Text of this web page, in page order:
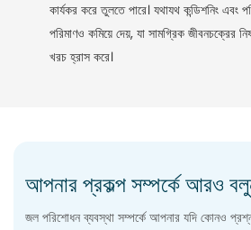
কার্যকর করে তুলতে পারে। যথাযথ কন্ডিশনিং এবং
পরিমাণও কমিয়ে দেয়, যা সামগ্রিক জীবনচক্রের
খরচ হ্রাস করে।
আপনার প্রকল্প সম্পর্কে আরও
জল পরিশোধন ব্যবস্থা সম্পর্কে আপনার যদি কোনও